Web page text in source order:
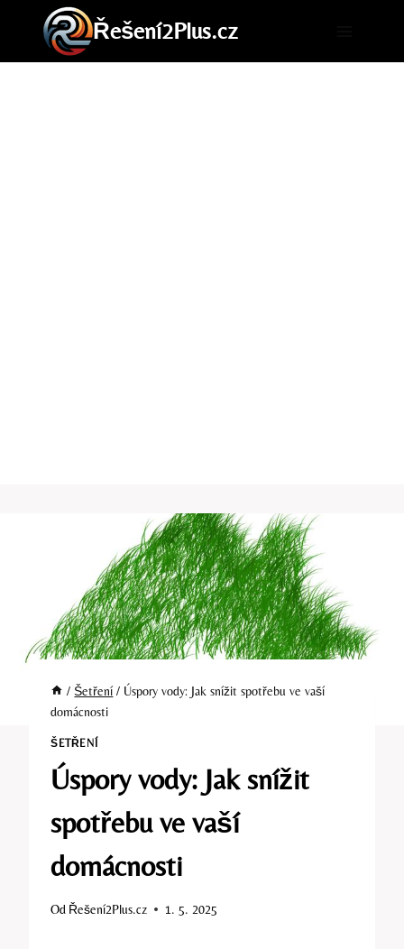
Přeskočit
obsah
Řešení2Plus.cz
/ Šetření / Úspory vody: Jak snížit spotřebu ve vaší
domácnosti
ŠETŘENÍ
Úspory vody: Jak snížit
spotřebu ve vaší
domácnosti
Od Řešení2Plus.cz 1. 5. 2025